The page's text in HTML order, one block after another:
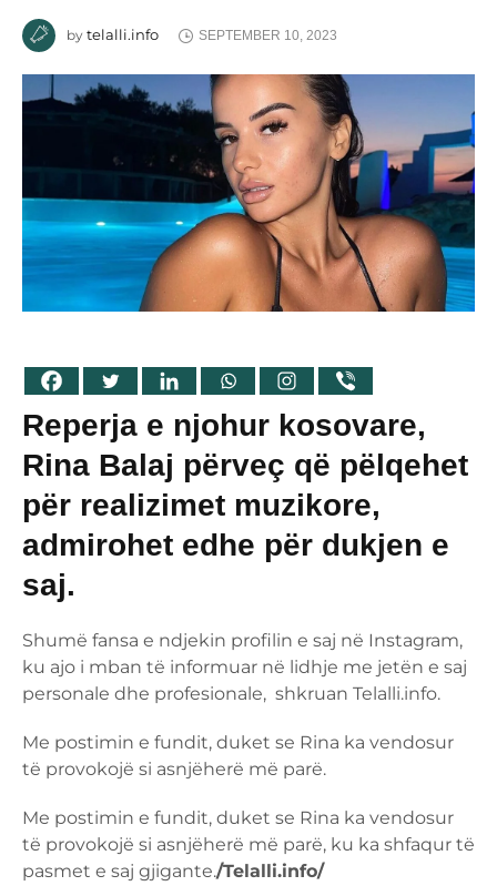
by telalli.info SEPTEMBER 10, 2023
Reperja e njohur kosovare,
Rina Balaj përveç që pëlqehet
për realizimet muzikore,
admirohet edhe për dukjen e
saj.
Shumë fansa e ndjekin profilin e saj në Instagram,
ku ajo i mban të informuar në lidhje me jetën e saj
personale dhe profesionale, shkruan Telalli.info.
Me postimin e fundit, duket se Rina ka vendosur
të provokojë si asnjëherë më parë.
Me postimin e fundit, duket se Rina ka vendosur
të provokojë si asnjëherë më parë, ku ka shfaqur të
pasmet e saj gjigante./Telalli.info/